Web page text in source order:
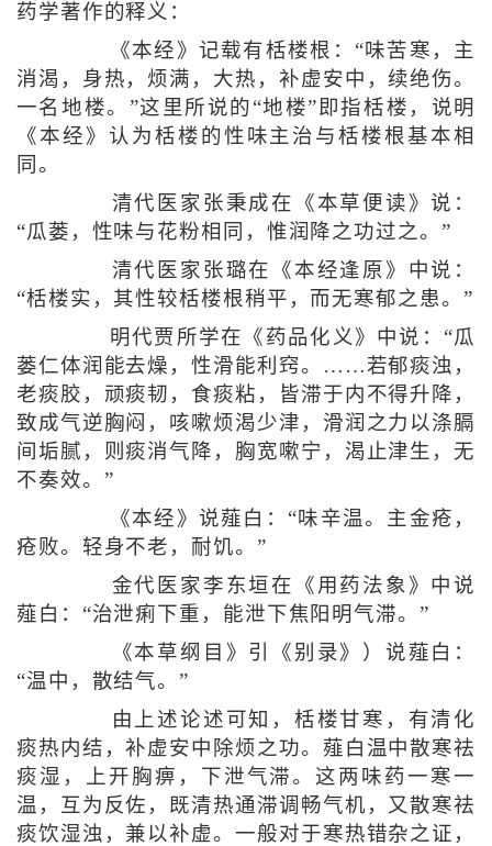
药学著作的释义：
《本经》记载有栝楼根：“味苦寒，主
消渴，身热，烦满，大热，补虚安中，续绝伤。
一名地楼。”这里所说的“地楼”即指栝楼，说明
《本经》认为栝楼的性味主治与栝楼根基本相
同。
清代医家张秉成在《本草便读》说：
“瓜蒌，性味与花粉相同，惟润降之功过之。”
清代医家张璐在《本经逢原》中说：
“栝楼实，其性较栝楼根稍平，而无寒郁之患。”
明代贾所学在《药品化义》中说：“瓜
蒌仁体润能去燥，性滑能利窍。……若郁痰浊，
老痰胶，顽痰韧，食痰粘，皆滞于内不得升降，
致成气逆胸闷，咳嗽烦渴少津，滑润之力以涤膈
间垢腻，则痰消气降，胸宽嗽宁，渴止津生，无
不奏效。”
《本经》说薤白：“味辛温。主金疮，
疮败。轻身不老，耐饥。”
金代医家李东垣在《用药法象》中说
薤白：“治泄痢下重，能泄下焦阳明气滞。”
《本草纲目》引《别录》）说薤白：
“温中，散结气。”
由上述论述可知，栝楼甘寒，有清化
痰热内结，补虚安中除烦之功。薤白温中散寒祛
痰湿，上开胸痹，下泄气滞。这两味药一寒一
温，互为反佐，既清热通滞调畅气机，又散寒祛
痰饮湿浊，兼以补虚。一般对于寒热错杂之证，